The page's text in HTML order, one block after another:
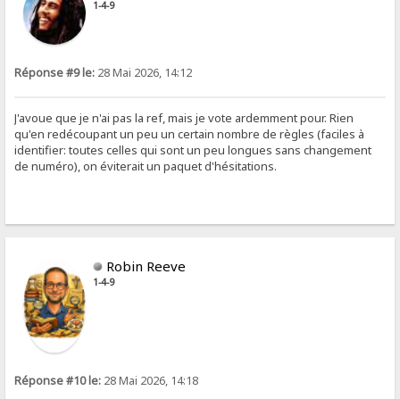
1-4-9
Réponse #9 le: 28 Mai 2026, 14:12
J'avoue que je n'ai pas la ref, mais je vote ardemment pour. Rien
qu'en redécoupant un peu un certain nombre de règles (faciles à
identifier: toutes celles qui sont un peu longues sans changement
de numéro), on éviterait un paquet d'hésitations.
Robin Reeve
1-4-9
Réponse #10 le: 28 Mai 2026, 14:18